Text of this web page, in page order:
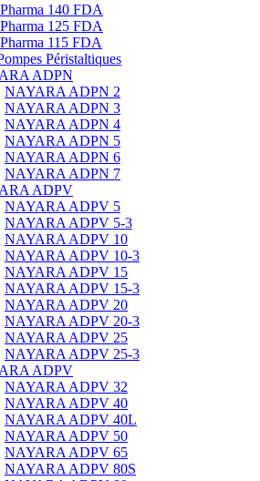
140 FDA
125 FDA
115 FDA
Péristaltiques
ADPN
NAYARA ADPN 2
NAYARA ADPN 3
NAYARA ADPN 4
NAYARA ADPN 5
NAYARA ADPN 6
NAYARA ADPN 7
ADPV
NAYARA ADPV 5
NAYARA ADPV 5-3
NAYARA ADPV 10
NAYARA ADPV 10-3
NAYARA ADPV 15
NAYARA ADPV 15-3
NAYARA ADPV 20
NAYARA ADPV 20-3
NAYARA ADPV 25
NAYARA ADPV 25-3
ADPV
NAYARA ADPV 32
NAYARA ADPV 40
NAYARA ADPV 40L
NAYARA ADPV 50
NAYARA ADPV 65
NAYARA ADPV 80S